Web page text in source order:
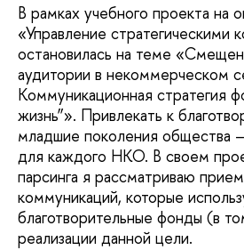
В рамках учебного проекта на
«Управление стратегическими
остановилась на теме
аудитории в некоммерческом
Коммуникационная стратегия
жизнь”». Привлекать к
младшие поколения общества –
для каждого НКО. В своем
парсинга я рассматриваю
коммуникаций, которые
благотворительные фонды (в
реализации данной цели.